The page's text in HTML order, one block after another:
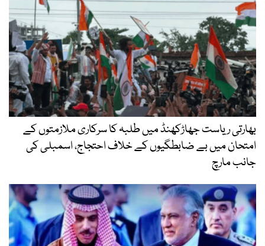
بھارتی ریاست جھاڑکھنڈ میں طلبہ کا سرکاری ملازمتوں کے
امتحان میں بے ضابطگیوں کے خلاف احتجاج، اسمبلی کی
جانب مارچ